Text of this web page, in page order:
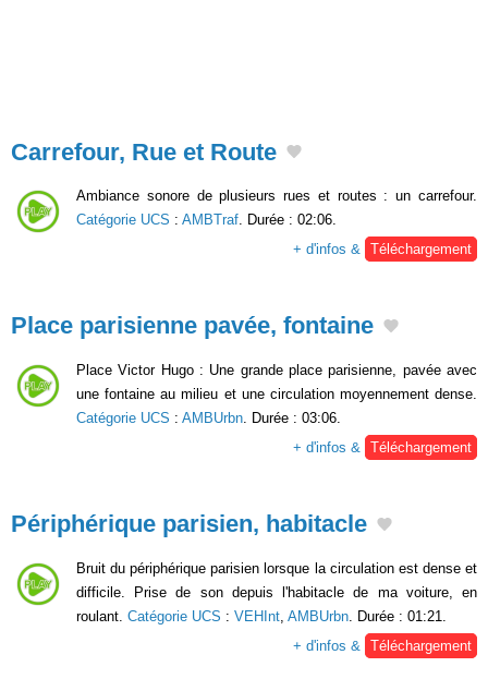
Carrefour, Rue et Route
Ambiance sonore de plusieurs rues et routes : un carrefour.
Catégorie UCS : AMBTraf. Durée : 02:06.
+ d'infos & Téléchargement
Place parisienne pavée, fontaine
Place Victor Hugo : Une grande place parisienne, pavée avec
une fontaine au milieu et une circulation moyennement dense.
Catégorie UCS : AMBUrbn . Durée : 03:06.
+ d'infos &
Téléchargement
Périphérique parisien, habitacle
Bruit du périphérique parisien lorsque la circulation est dense et
difficile. Prise de son depuis l'habitacle de ma voiture, en
roulant. Catégorie UCS : VEHInt AMBUrbn . Durée : 01:21.
+ d'infos &
Téléchargement